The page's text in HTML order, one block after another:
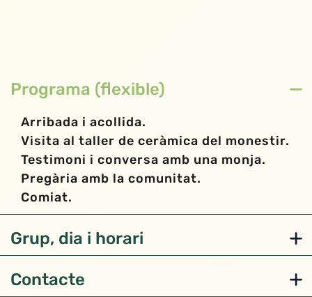
Programa (flexible)
Arribada i acollida.
Visita al taller de ceràmica del monestir.
Testimoni i conversa amb una monja.
Pregària amb la comunitat.
Comiat.
Grup, dia i horari
Contacte